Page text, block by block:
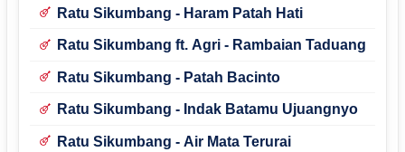
Ratu Sikumbang - Haram Patah Hati
Ratu Sikumbang ft. Agri - Rambaian Taduang
Ratu Sikumbang - Patah Bacinto
Ratu Sikumbang - Indak Batamu Ujuangnyo
Ratu Sikumbang - Air Mata Terurai